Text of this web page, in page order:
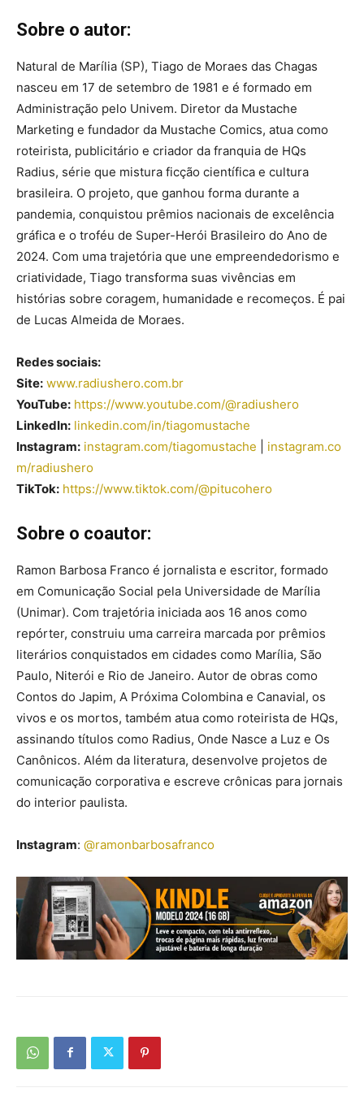
Sobre o autor:
Natural de Marília (SP), Tiago de Moraes das Chagas
nasceu em 17 de setembro de 1981 e é formado em
Administração pelo Univem. Diretor da Mustache
Marketing e fundador da Mustache Comics, atua como
roteirista, publicitário e criador da franquia de HQs
Radius, série que mistura ficção científica e cultura
brasileira. O projeto, que ganhou forma durante a
pandemia, conquistou prêmios nacionais de excelência
gráfica e o troféu de Super-Herói Brasileiro do Ano de
2024. Com uma trajetória que une empreendedorismo e
criatividade, Tiago transforma suas vivências em
histórias sobre coragem, humanidade e recomeços. É pai
de Lucas Almeida de Moraes.
Redes sociais:
Site: www.radiushero.com.br
YouTube: https://www.youtube.com/@radiushero
LinkedIn: linkedin.com/in/tiagomustache
Instagram: instagram.com/tiagomustache
instagram.co
m/radiushero
TikTok: https://www.tiktok.com/@pitucohero
Sobre o coautor:
Ramon Barbosa Franco é jornalista e escritor, formado
em Comunicação Social pela Universidade de Marília
(Unimar). Com trajetória iniciada aos 16 anos como
repórter, construiu uma carreira marcada por prêmios
literários conquistados em cidades como Marília, São
Paulo, Niterói e Rio de Janeiro. Autor de obras como
Contos do Japim, A Próxima Colombina e Canavial, os
vivos e os mortos, também atua como roteirista de HQs,
assinando títulos como Radius, Onde Nasce a Luz e Os
Canônicos. Além da literatura, desenvolve projetos de
comunicação corporativa e escreve crônicas para jornais
do interior paulista.
Instagram: @ramonbarbosafranco